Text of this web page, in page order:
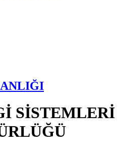
SİSTEMLERİ